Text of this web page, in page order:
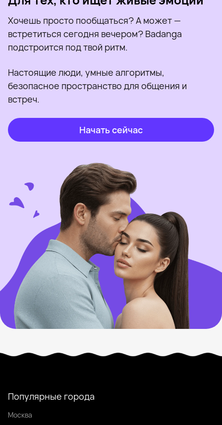
Хочешь просто пообщаться? А может —
встретиться сегодня вечером? Badanga
подстроится под твой ритм.
Настоящие люди, умные алгоритмы,
безопасное пространство для общения и
встреч.
Начать сейчас
Популярные города
Москва